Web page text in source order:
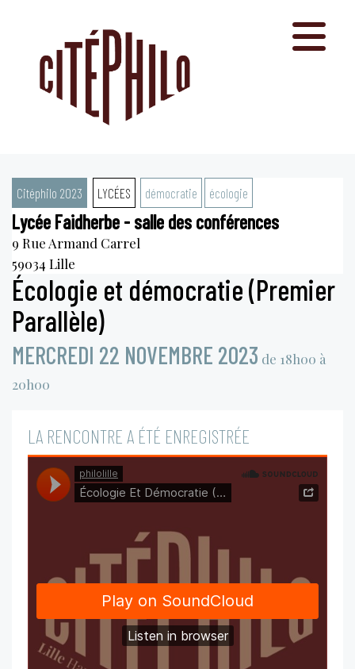
Citéphilo 2023 LYCÉES démocratie écologie
Lycée Faidherbe - salle des conférences
9 Rue Armand Carrel
59034 Lille
Écologie et démocratie (Premier
Parallèle)
MERCREDI 22 NOVEMBRE 2023 de 18h00 à
20h00
LA RENCONTRE A ÉTÉ ENREGISTRÉE